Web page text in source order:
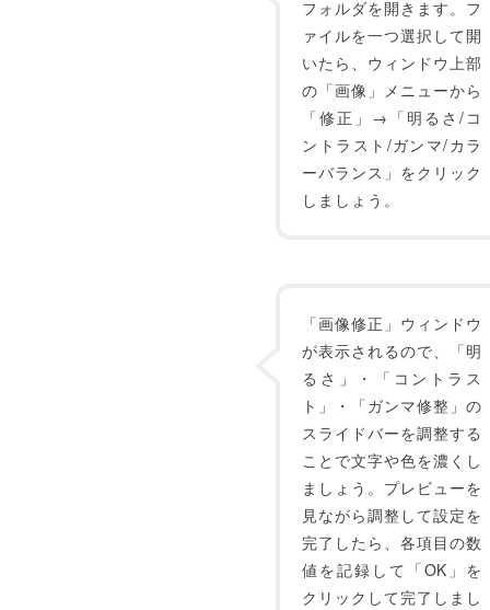
フォルダを開きます。フ
ァイルを一つ選択して開
いたら、ウィンドウ上部
の「画像」メニューから
「修正」→「明るさ/コ
ントラスト/ガンマ/カラ
ーバランス」をクリック
しましょう。
「画像修正」ウィンドウ
が表示されるので、「明
るさ」・「コントラス
ト」・「ガンマ修整」の
スライドバーを調整する
ことで文字や色を濃くし
ましょう。プレビューを
見ながら調整して設定を
完了したら、各項目の数
値を記録して「OK」を
クリックして完了しまし